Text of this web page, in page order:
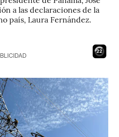
a las declaraciones de la
país, Laura Fernández.
21